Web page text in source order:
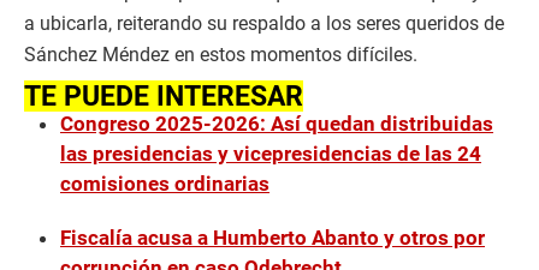
a ubicarla, reiterando su respaldo a los seres queridos de
Sánchez Méndez en estos momentos difíciles.
TE PUEDE INTERESAR
Congreso 2025-2026: Así quedan distribuidas
las presidencias y vicepresidencias de las 24
comisiones ordinarias
Fiscalía acusa a Humberto Abanto y otros por